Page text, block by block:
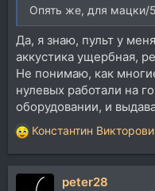
Опять же, для мацки/
Да, я знаю, пульт у
аккустика ущербная,
Не понимаю, как
нулевых работали на
оборудовании, и
Р
е
а
Константин
peter28